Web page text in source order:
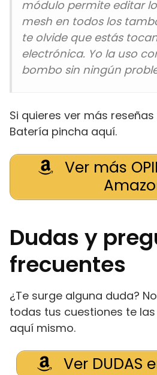
módulo permite editar
mesh en todos los
te olvide que estás
electrónica. Yo la uso
bombo sin ningún
Si quieres ver más
Batería pincha aquí.
Ver más
Dudas y
frecuentes
¿Te surge alguna duda?
todas tus cuestiones te
aquí mismo.
Ver DUDAS